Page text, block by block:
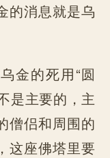
的消息就是乌
金的死用“圆
是主要的，主
僧侣和周围的
这座佛塔里要